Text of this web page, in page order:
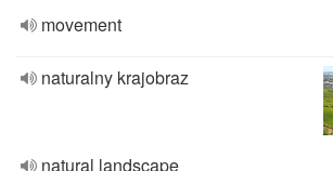
movement
naturalny krajobraz
natural landscape